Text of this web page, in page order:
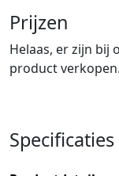
Prijzen
Helaas, er zijn bij
product verkopen.
Specificaties